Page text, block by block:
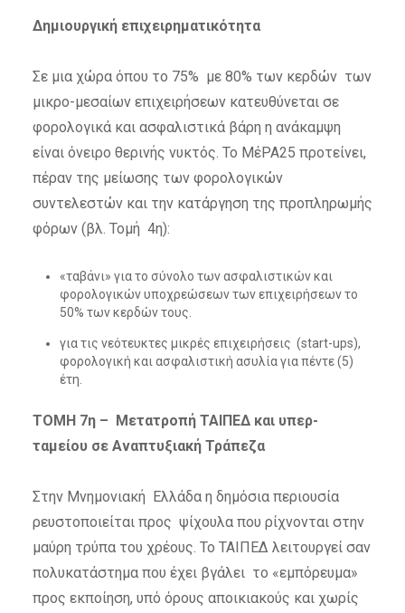
Δημιουργική επιχειρηματικότητα
Σε μια χώρα όπου το 75% με 80% των κερδών των
μικρο-μεσαίων επιχειρήσεων κατευθύνεται σε
φορολογικά και ασφαλιστικά βάρη η ανάκαμψη
είναι όνειρο θερινής νυκτός. Το ΜέΡΑ25 προτείνει,
πέραν της μείωσης των φορολογικών
συντελεστών και την κατάργηση της προπληρωμής
φόρων (βλ. Τομή 4η):
«ταβάνι» για το σύνολο των ασφαλιστικών και
φορολογικών υποχρεώσεων των επιχειρήσεων το
50% των κερδών τους.
για τις νεότευκτες μικρές επιχειρήσεις (start-ups),
φορολογική και ασφαλιστική ασυλία για πέντε (5)
έτη.
ΤΟΜΗ 7η – Μετατροπή ΤΑΙΠΕΔ και υπερ-
ταμείου σε Αναπτυξιακή Τράπεζα
Στην Μνημονιακή Ελλάδα η δημόσια περιουσία
ρευστοποιείται προς ψίχουλα που ρίχνονται στην
μαύρη τρύπα του χρέους. Το ΤΑΙΠΕΔ λειτουργεί σαν
πολυκατάστημα που έχει βγάλει το «εμπόρευμα»
προς εκποίηση, υπό όρους αποικιακούς και χωρίς